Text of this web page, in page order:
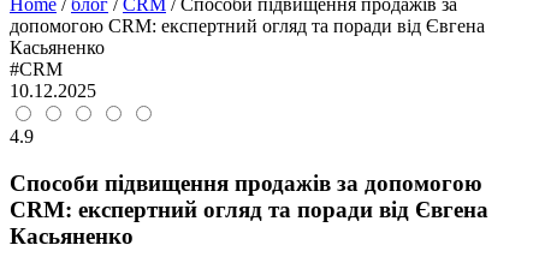
Home /блог /CRM /Способи підвищення продажів за
допомогою CRM: експертний огляд та поради від Євгена
Касьяненко
#CRM
10.12.2025
4.9
Способи підвищення продажів за допомогою
CRM: експертний огляд та поради від Євгена
Касьяненко